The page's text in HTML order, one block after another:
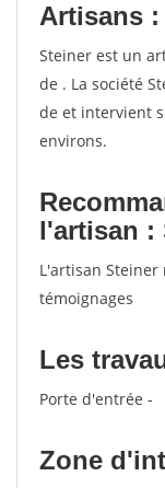
Artisans
Steiner est un
de . La société
de et intervient
environs.
l'artisan :
L'artisan Steiner
témoignages
Les
Porte d'entrée -
Zone